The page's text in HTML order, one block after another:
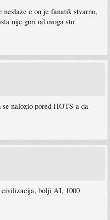
neslaze e on je fanatik stvarno,
nije gori od ovoga sto
se nalozio pored HOTS-a da
civilizacija, bolji AI, 1000